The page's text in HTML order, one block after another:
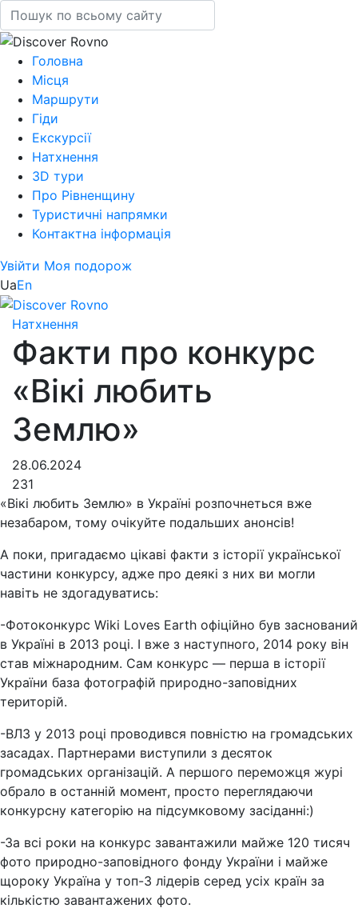
Головна
Місця
Маршрути
Гіди
Екскурсії
Натхнення
3D тури
Про Рівненщину
Туристичні напрямки
Контактна інформація
Увійти Моя подорож
UaEn
Натхнення
Факти про конкурс
«Вікі любить
Землю»
28.06.2024
231
«Вікі любить Землю» в Україні розпочнеться вже
незабаром, тому очікуйте подальших анонсів!
А поки, пригадаємо цікаві факти з історії української
частини конкурсу, адже про деякі з них ви могли
навіть не здогадуватись:
-Фотоконкурс Wiki Loves Earth офіційно був заснований
в Україні в 2013 році. І вже з наступного, 2014 року він
став міжнародним. Сам конкурс — перша в історії
України база фотографій природно-заповідних
територій.
-ВЛЗ у 2013 році проводився повністю на громадських
засадах. Партнерами виступили з десяток
громадських організацій. А першого переможця журі
обрало в останній момент, просто переглядаючи
конкурсну категорію на підсумковому засіданні:)
-За всі роки на конкурс завантажили майже 120 тисяч
фото природно-заповідного фонду України і майже
щороку Україна у топ-3 лідерів серед усіх країн за
кількістю завантажених фото.